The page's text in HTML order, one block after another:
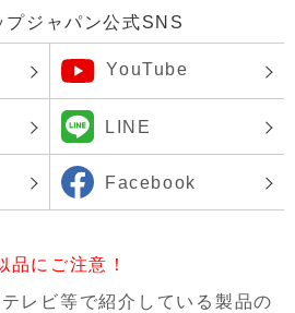
プジャパン公式SNS
YouTube
LINE
Facebook
品にご注意！
レビ等で紹介している製品の